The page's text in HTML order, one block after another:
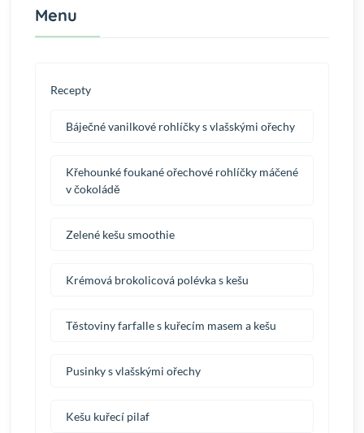
Menu
Recepty
Báječné vanilkové rohlíčky s vlašskými ořechy
Křehounké foukané ořechové rohlíčky máčené
v čokoládě
Zelené kešu smoothie
Krémová brokolicová polévka s kešu
Těstoviny farfalle s kuřecím masem a kešu
Pusinky s vlašskými ořechy
Kešu kuřecí pilaf